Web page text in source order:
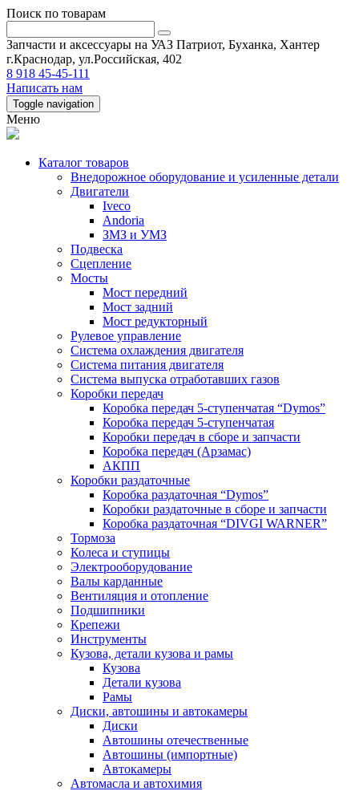
Поиск по товарам
Запчасти и аксессуары на УАЗ Патриот, Буханка, Хантер
г.Краснодар, ул.Российская, 402
8 918 45-45-111
Написать нам
Toggle navigation
Меню
Каталог товаров
Внедорожное оборудование и усиленные детали
Двигатели
Iveco
Andoria
ЗМЗ и УМЗ
Подвеска
Сцепление
Мосты
Мост передний
Мост задний
Мост редукторный
Рулевое управление
Система охлаждения двигателя
Система питания двигателя
Система выпуска отработавших газов
Коробки передач
Коробка передач 5-ступенчатая “Dymos”
Коробка передач 5-ступенчатая
Коробки передач в сборе и запчасти
Коробка передач (Арзамас)
АКПП
Коробки раздаточные
Коробка раздаточная “Dymos”
Коробки раздаточные в сборе и запчасти
Коробка раздаточная “DIVGI WARNER”
Тормоза
Колеса и ступицы
Электрооборудование
Валы карданные
Вентиляция и отопление
Подшипники
Крепежи
Инструменты
Кузова, детали кузова и рамы
Кузова
Детали кузова
Рамы
Диски, автошины и автокамеры
Диски
Автошины отечественные
Автошины (импортные)
Автокамеры
Автомасла и автохимия